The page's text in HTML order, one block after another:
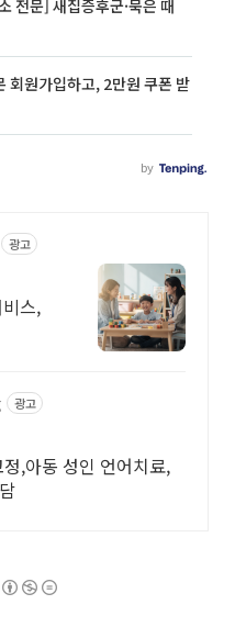
광고
스,
광고
,아동 성인 언어치료,